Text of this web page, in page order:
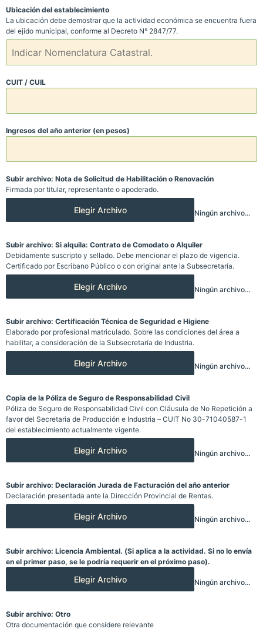
Ubicación del establecimiento
La ubicación debe demostrar que la actividad económica se encuentra fuera
del ejido municipal, conforme al Decreto N° 2847/77.
CUIT / CUIL
Ingresos del año anterior (en pesos)
Subir archivo: Nota de Solicitud de Habilitación o Renovación
Firmada por titular, representante o apoderado.
Elegir Archivo Ningún archivo elegido
Subir archivo: Si alquila: Contrato de Comodato o Alquiler
Debidamente suscripto y sellado. Debe mencionar el plazo de vigencia.
Certificado por Escribano Público o con original ante la Subsecretaría.
Elegir Archivo Ningún archivo elegido
Subir archivo: Certificación Técnica de Seguridad e Higiene
Elaborado por profesional matriculado. Sobre las condiciones del área a
habilitar, a consideración de la Subsecretaría de Industria.
Elegir Archivo Ningún archivo elegido
Copia de la Póliza de Seguro de Responsabilidad Civil
Póliza de Seguro de Responsabilidad Civil con Cláusula de No Repetición a
favor del Secretaria de Producción e Industria – CUIT No 30-71040587-1
del establecimiento actualmente vigente.
Elegir Archivo Ningún archivo elegido
Subir archivo: Declaración Jurada de Facturación del año anterior
Declaración presentada ante la Dirección Provincial de Rentas.
Elegir Archivo Ningún archivo elegido
Subir archivo: Licencia Ambiental. (Si aplica a la actividad. Si no lo envía
en el primer paso, se le podría requerir en el próximo paso).
Elegir Archivo Ningún archivo elegido
Subir archivo: Otro
Otra documentación que considere relevante